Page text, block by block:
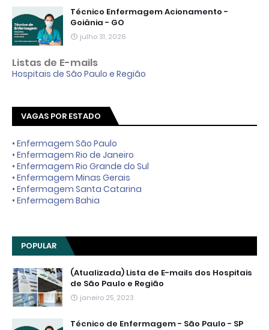
Técnico Enfermagem Acionamento -
Goiânia - GO
julho 31, 2026
Listas de E-mails
Hospitais de São Paulo e Região
VAGAS POR ESTADO
• Enfermagem São Paulo
• Enfermagem Rio de Janeiro
• Enfermagem Rio Grande do Sul
• Enfermagem Minas Gerais
• Enfermagem Santa Catarina
• Enfermagem Bahia
POPULAR
(Atualizada) Lista de E-mails dos Hospitais
de São Paulo e Região
janeiro 25, 2023
Técnico de Enfermagem - São Paulo - SP